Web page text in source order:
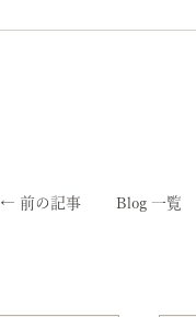
← 前の記事 Blog 一覧